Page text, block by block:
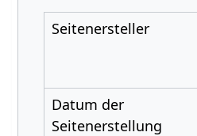
Seitenersteller
Datum der
Seitenerstellung